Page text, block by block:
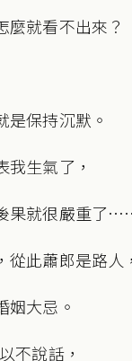
麼就看不出來？
是保持沉默。
生氣了，
果就很嚴重了
從此蕭郎是路人
姻大忌。
不說話，